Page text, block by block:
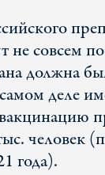
не совсем
должна
деле
человек
года).